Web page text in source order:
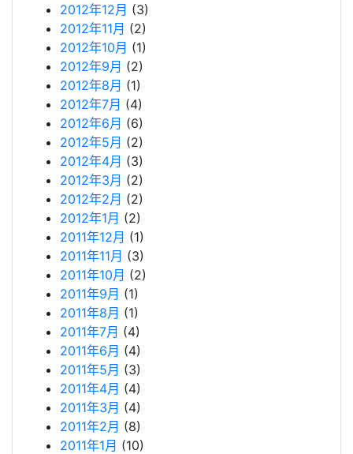
2012年12月 (3)
2012年11月 (2)
2012年10月 (1)
2012年9月 (2)
2012年8月 (1)
2012年7月 (4)
2012年6月 (6)
2012年5月 (2)
2012年4月 (3)
2012年3月 (2)
2012年2月 (2)
2012年1月 (2)
2011年12月 (1)
2011年11月 (3)
2011年10月 (2)
2011年9月 (1)
2011年8月 (1)
2011年7月 (4)
2011年6月 (4)
2011年5月 (3)
2011年4月 (4)
2011年3月 (4)
2011年2月 (8)
2011年1月 (10)